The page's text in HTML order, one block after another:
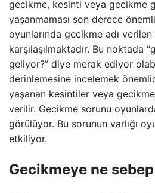
gecikme, kesinti veya gecikme
yaşanmaması son derece
oyunlarında gecikme adı verilen
karşılaşılmaktadır. Bu noktada
geliyor?” diye merak ediyor
derinlemesine incelemek
yaşanan kesintiler veya
verilir. Gecikme sorunu
görülüyor. Bu sorunun varlığı
etkiliyor.
Gecikmeye ne